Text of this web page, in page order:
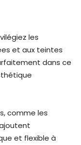
les
et aux teintes
dans ce
comme les
et flexible à